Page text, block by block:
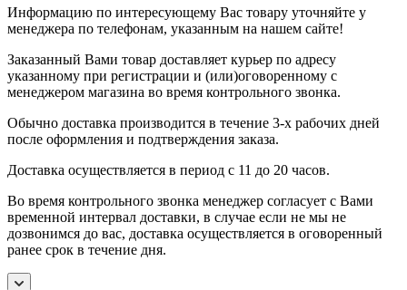
Информацию по интересующему Вас товару уточняйте у
менеджера по телефонам, указанным на нашем сайте!
Заказанный Вами товар доставляет курьер по адресу
указанному при регистрации и (или)оговоренному с
менеджером магазина во время контрольного звонка.
Обычно доставка производится в течение 3-х рабочих дней
после оформления и подтверждения заказа.
Доставка осуществляется в период с 11 до 20 часов.
Во время контрольного звонка менеджер согласует с Вами
временной интервал доставки, в случае если не мы не
дозвонимся до вас, доставка осуществляется в оговоренный
ранее срок в течение дня.